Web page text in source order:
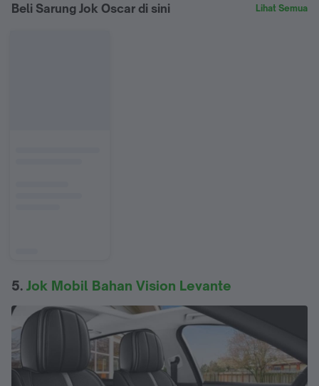
Beli Sarung Jok Oscar di sini Lihat Semua
5. Jok Mobil Bahan Vision Levante